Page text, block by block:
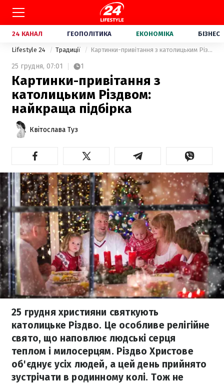
24 КАНАЛ ГЕОПОЛІТИКА ЕКОНОМІКА БІЗНЕС
Lifestyle 24 Традиції Картинки-привітання з католицьким Різдвом: найкраща підбірка
25 грудня, 07:01 1
Картинки-привітання з
католицьким Різдвом:
найкраща підбірка
Квітослава Туз
25 грудня християни святкують
католицьке Різдво. Це особливе релігійне
свято, що наповлює людські серця
теплом і милосерцям. Різдво Христове
об'єднує усіх людей, а цей день прийнято
зустрічати в родинному колі. Тож не